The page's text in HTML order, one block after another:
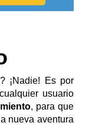
¡Nadie! Es por
usuario
, para que
nueva aventura